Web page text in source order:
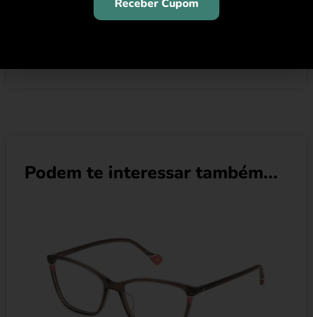
nadadoras que venceram o mesmo evento
Podem te interessar também...
Receber Cupom